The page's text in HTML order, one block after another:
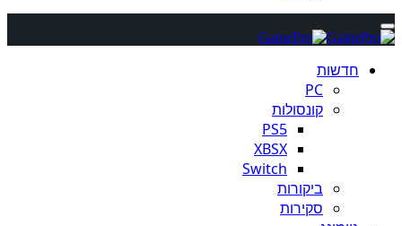
חדשות
PC
קונסולות
PS5
XBSX
Switch
ביקורות
סקירות